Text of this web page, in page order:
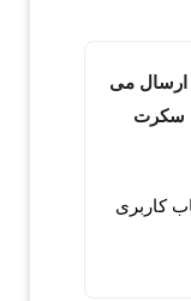
ارسال می
سکرت
کاربری